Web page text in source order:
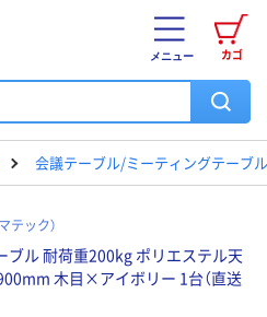
カゴ
メニュー
会議テーブル/ミーティングテーブル
テック）
ブル 耐荷重200kg ポリエステル天
木目×アイボリー 1台（直送